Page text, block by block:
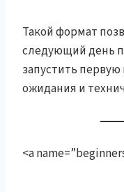
Такой формат
следующий день
запустить
ожидания и
<a